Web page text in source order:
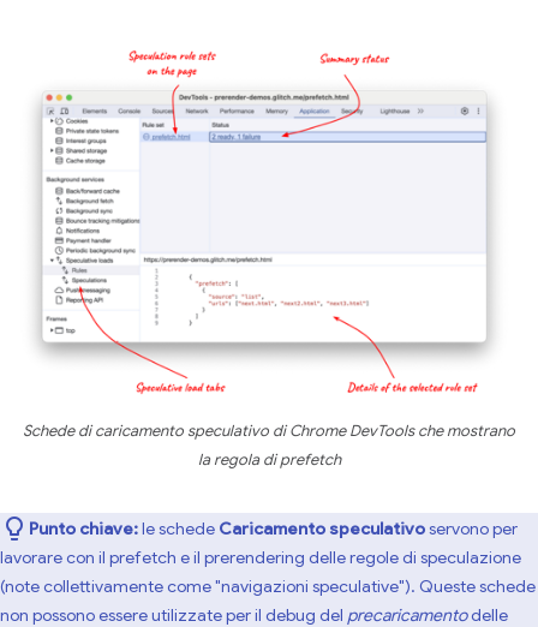
Schede di caricamento speculativo di Chrome DevTools che mostrano
la regola di prefetch
Punto chiave:le schede Caricamento speculativoservono per
lavorare con il prefetch e il prerendering delle regole di speculazione
(note collettivamente come "navigazioni speculative"). Queste schede
non possono essere utilizzate per il debug del precaricamentodelle